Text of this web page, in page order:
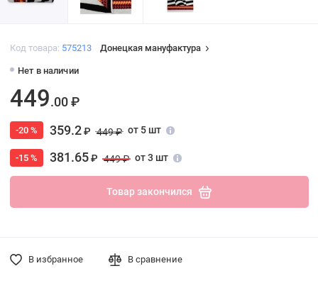
Код товара: 575213 Донецкая мануфактура
Нет в наличии
449.00 ₽
-20 % 359.2₽ 449 ₽ от 5 шт
-15 % 381.65₽ 449 ₽ от 3 шт
Товар закончился
В избранное В сравнение